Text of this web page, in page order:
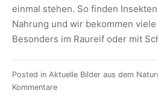
einmal stehen. So finden
Nahrung und wir bekommen
Besonders im Raureif oder mit
Posted in Aktuelle Bilder aus dem
Kommentare